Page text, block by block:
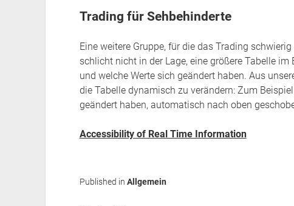
Trading für Sehbehinderte
Eine weitere Gruppe, für die das Trading
schlicht nicht in der Lage, eine größere Tabelle
und welche Werte sich geändert haben. Aus
die Tabelle dynamisch zu verändern: Zum
geändert haben, automatisch nach oben
Accessibility of Real Time Information
Published in Allgemein